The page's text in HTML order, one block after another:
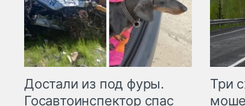
Достали из под фуры.
Госавтоинспектор спас
Три